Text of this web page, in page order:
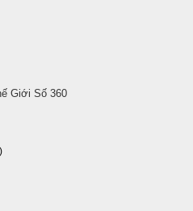
Giới Số 360